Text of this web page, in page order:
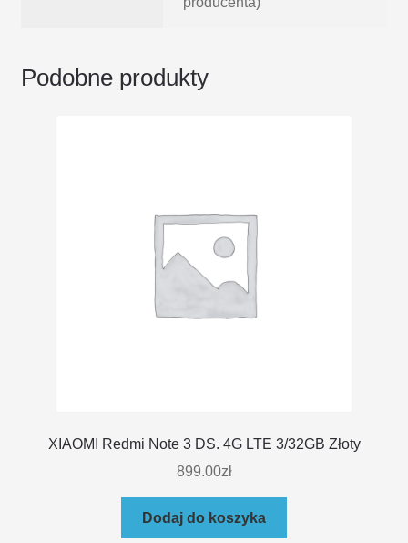
Podobne produkty
XIAOMI Redmi Note 3 DS. 4G LTE 3/32GB Złoty
899.00zł
Dodaj do koszyka